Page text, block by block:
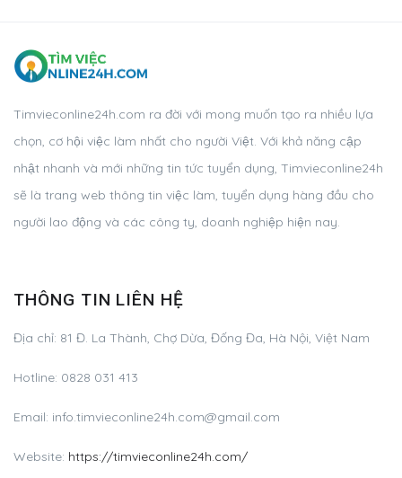
Timvieconline24h.com ra đời với mong muốn tạo ra nhiều lựa
chọn, cơ hội việc làm nhất cho người Việt. Với khả năng cập
nhật nhanh và mới những tin tức tuyển dụng, Timvieconline24h
sẽ là trang web thông tin việc làm, tuyển dụng hàng đầu cho
người lao động và các công ty, doanh nghiệp hiện nay.
THÔNG TIN LIÊN HỆ
Địa chỉ: 81 Đ. La Thành, Chợ Dừa, Đống Đa, Hà Nội, Việt Nam
Hotline: 0828 031 413
Email: info.timvieconline24h.com@gmail.com
Website: https://timvieconline24h.com/